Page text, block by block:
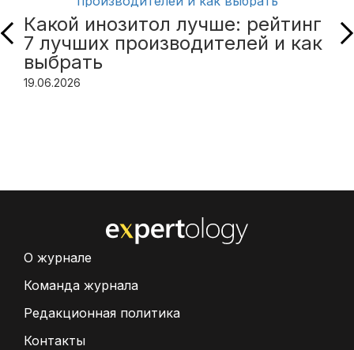
Какой инозитол лучше: рейтинг
7 лучших производителей и как
выбрать
19.06.2026
О журнале
Команда журнала
Редакционная политика
Контакты